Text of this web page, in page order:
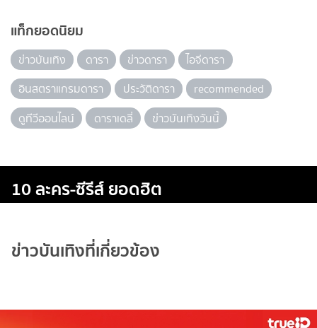
แท็กยอดนิยม
ข่าวบันเทิง ดารา ข่าวดารา
ไอจีดารา
อินสตราแกรมดารา
ประวัติดารา
recommended
ดูทีวีออนไลน์
ดาราเดลี่ ข่าวบันเทิงวันนี้
10 ละคร-ซีรีส์ ยอดฮิต
ข่าวบันเทิงที่เกี่ยวข้อง